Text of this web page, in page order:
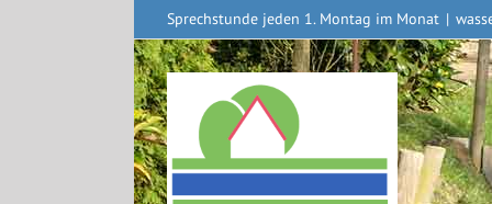
Sprechstunde jeden 1. Montag im Monat |